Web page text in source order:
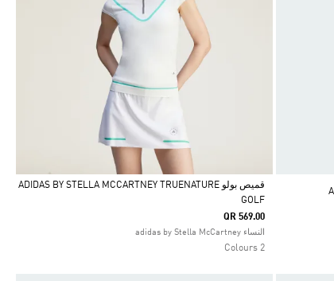
Selected
قميص بولو ADIDAS BY STELLA MCCARTNEY TRUENATURE
GOLF
QR 569.00
النساء adidas by Stella McCartney
2 Colours